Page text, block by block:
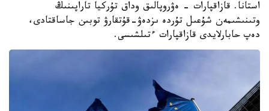
استانا. قازاقپارات - ەۋروپالىق وداق تۇركيا تاراپىنىڭ
وتىنىشىمەن شۇعىل تۇردە ىزدەۋ-قۇتقارۋ توبىن جاساقتادى،
دەپ حابارلايدى قازاقپارات ءتىلشىسى.